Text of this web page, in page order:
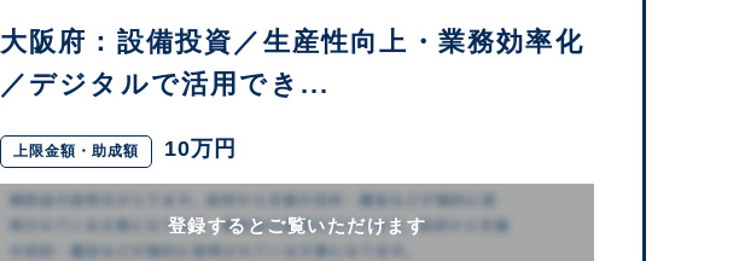
大阪府：設備投資／生産性向上・業務効率化
／デジタルで活用でき...
上限金額・助成額 10万円
登録するとご覧いただけます